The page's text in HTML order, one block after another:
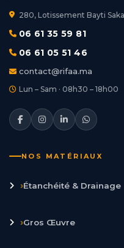
280, Lotissement Bayti
06 61 35 59 81
06 61 05 51 46
contact@rifaa.ma
Lun – Sam · 08h30 – 18h00
NOS MATÉRIAUX
›Étanchéité & Drainage
›Gros Œuvre